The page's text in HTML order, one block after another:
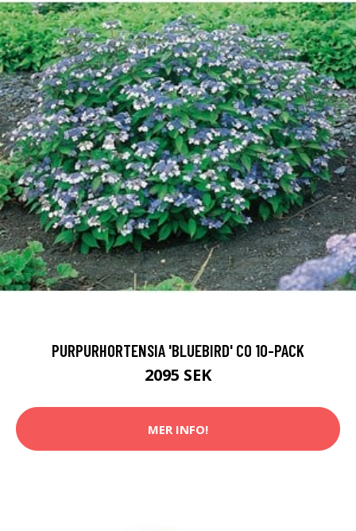
PURPURHORTENSIA 'BLUEBIRD' CO 10-PACK
2095 SEK
MER INFO!